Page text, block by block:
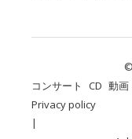
コンサート
CD 動画
Privacy policy